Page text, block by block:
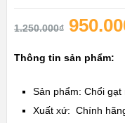
1.250.000₫
Thông tin sản phẩm:
Sản phẩm: Chổi
Xuất xứ: Chính